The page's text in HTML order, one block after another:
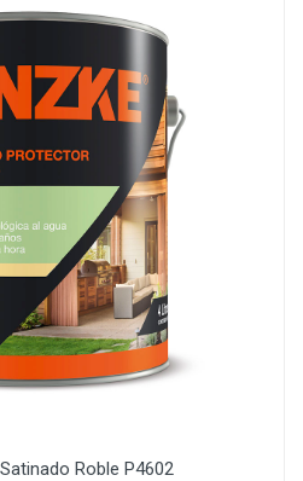
Roble P4602